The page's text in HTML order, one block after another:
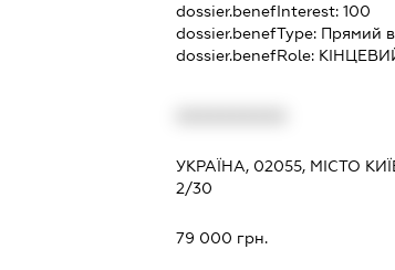
dossier.benefInterest: 100
dossier.benefType: Прямий
dossier.benefRole:
УКРАЇНА, 02055, МІСТО
2/30
79 000 грн.